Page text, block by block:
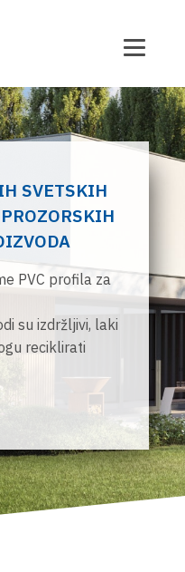
SVETSKIH
PVC profila za
su izdržljivi, laki
reciklirati